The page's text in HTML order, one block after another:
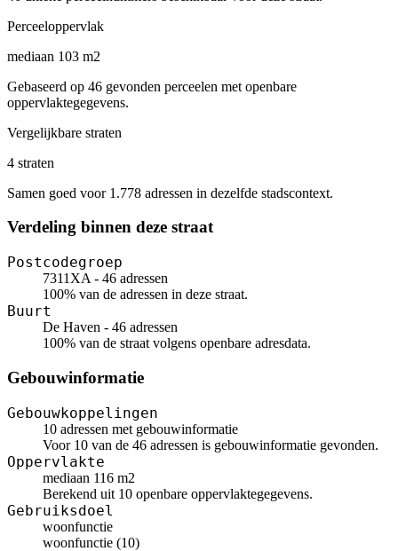
Perceeloppervlak
mediaan 103 m2
Gebaseerd op 46 gevonden perceelen met openbare
oppervlaktegegevens.
Vergelijkbare straten
4 straten
Samen goed voor 1.778 adressen in dezelfde stadscontext.
Verdeling binnen deze straat
Postcodegroep
7311XA - 46 adressen
100% van de adressen in deze straat.
Buurt
De Haven - 46 adressen
100% van de straat volgens openbare adresdata.
Gebouwinformatie
Gebouwkoppelingen
10 adressen met gebouwinformatie
Voor 10 van de 46 adressen is gebouwinformatie gevonden.
Oppervlakte
mediaan 116 m2
Berekend uit 10 openbare oppervlaktegegevens.
Gebruiksdoel
woonfunctie
woonfunctie (10)